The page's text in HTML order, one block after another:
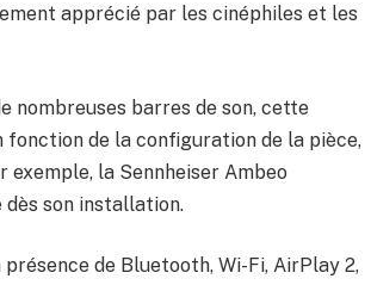
apprécié par les cinéphiles et les
nombreuses barres de son, cette
de la configuration de la pièce,
la Sennheiser Ambeo
dès son installation.
présence de Bluetooth, Wi-Fi, AirPlay 2,